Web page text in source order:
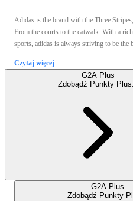
Adidas is the brand with the Three
From the courts to the catwalk. With a
sports, adidas is always striving to be the
Czytaj więcej
G2A Plus
Zdobądź Punkty Plus:
G2A Plus
Zdobądź Punkty